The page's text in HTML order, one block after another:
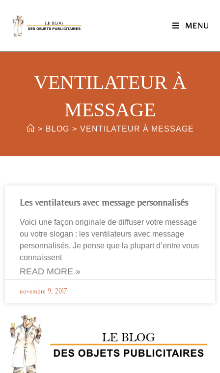
MENU
VENTILATEUR À
MESSAGE
> BLOG > VENTILATEUR À MESSAGE
Les ventilateurs avec message personnalisés
Voici une façon originale de diffuser votre message
ou votre slogan : les ventilateurs avec message
personnalisés. Je pense que la plupart d’entre vous
connaissent
READ MORE »
novembre 9, 2017